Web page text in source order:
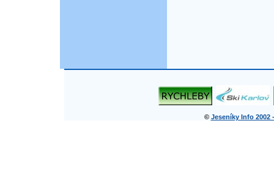
© Jeseníky Info 2002